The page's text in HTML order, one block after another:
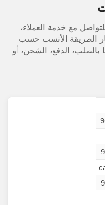
مع خدمة العملاء،
الطريقة الأنسب حسب
بالطلب، الدفع، الشحن، أو